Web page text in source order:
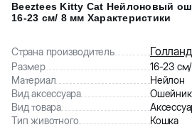
Beeztees Kitty Cat Нейлоновый
16-23 см/ 8 мм Характеристики
Страна производитель
Размер
16-23
Материал
Нейлон
Вид аксессуара
Ошейник
Вид товара
Тип животного
Кошка